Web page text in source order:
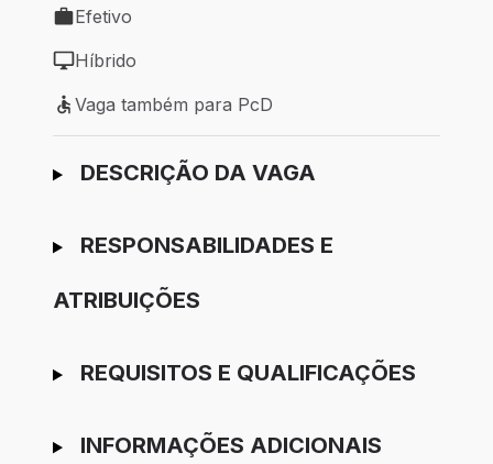
Tipo de vaga: Efetivo
Efetivo
Modelo de trabalho: Híbrido
Híbrido
Vaga também para PcD
Vaga também para PcD
Ir para candidatura
DESCRIÇÃO DA VAGA
RESPONSABILIDADES E
ATRIBUIÇÕES
REQUISITOS E QUALIFICAÇÕES
INFORMAÇÕES ADICIONAIS